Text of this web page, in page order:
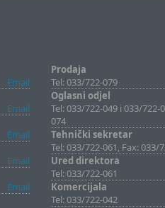
Email
Email
Email
Email
Email
Prodaja
Tel: 033/722-079
Oglasni odjel
Tel: 033/722-049 i 033/722-
074
Tehnički sekretar
Tel: 033/722-061, Fax: 033/
Ured direktora
Tel: 033/722-061
Komercijala
Tel: 033/722-042